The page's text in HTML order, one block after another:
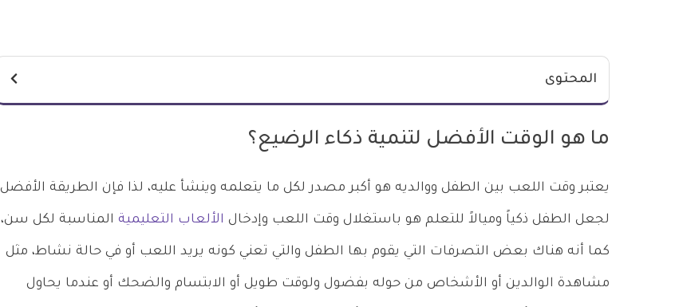
المحتوى
ما هو الوقت الأفضل لتنمية ذكاء الرضيع؟
يعتبر وقت اللعب بين الطفل ووالديه هو أكبر مصدر لكل ما يتعلمه وينشأ عليه، لذا فإن الطريقة الأفضل
لجعل الطفل ذكياً وميالاً للتعلم هو باستغلال وقت اللعب وإدخال الألعاب التعليمية المناسبة لكل سن،
كما أنه هناك بعض التصرفات التي يقوم بها الطفل والتي تعني كونه يريد اللعب أو في حالة نشاط، مثل
مشاهدة الوالدين أو الأشخاص من حوله بفضول ولوقت طويل أو الابتسام والضحك أو عندما يحاول